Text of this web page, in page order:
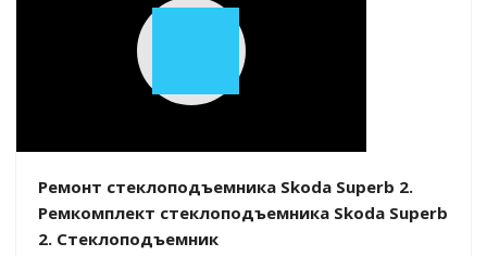
Play
Ремонт стеклоподъемника Skoda Superb 2.
Ремкомплект стеклоподъемника Skoda Superb
2. Стеклоподъемник